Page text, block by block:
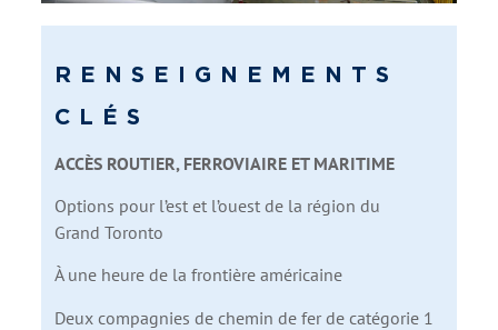
RENSEIGNEMENTS
CLÉS
ACCÈS ROUTIER, FERROVIAIRE ET MARITIME
Options pour l’est et l’ouest de la région du
Grand Toronto
À une heure de la frontière américaine
Deux compagnies de chemin de fer de catégorie 1